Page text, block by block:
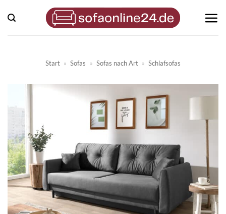
Inhalt
springen
Start » Sofas » Sofas nach Art » Schlafsofas